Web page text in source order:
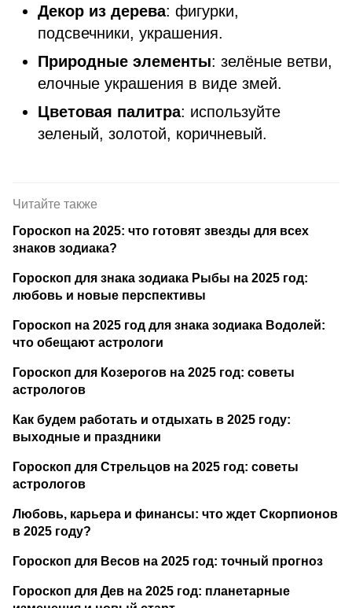
Декор из дерева: фигурки,
подсвечники, украшения.
Природные элементы: зелёные ветви,
елочные украшения в виде змей.
Цветовая палитра: используйте
зеленый, золотой, коричневый.
Читайте также
Гороскоп на 2025: что готовят звезды для всех
знаков зодиака?
Гороскоп для знака зодиака Рыбы на 2025 год:
любовь и новые перспективы
Гороскоп на 2025 год для знака зодиака Водолей:
что обещают астрологи
Гороскоп для Козерогов на 2025 год: советы
астрологов
Как будем работать и отдыхать в 2025 году:
выходные и праздники
Гороскоп для Стрельцов на 2025 год: советы
астрологов
Любовь, карьера и финансы: что ждет Скорпионов
в 2025 году?
Гороскоп для Весов на 2025 год: точный прогноз
Гороскоп для Дев на 2025 год: планетарные